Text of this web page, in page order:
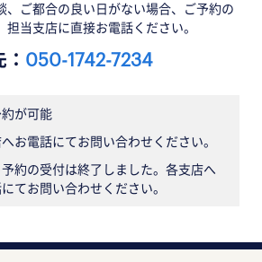
、ご都合の良い日がない場合、ご予約の
当支店に直接お電話ください。
050-1742-7234
が可能
お電話にてお問い合わせください。
約の受付は終了しました。各支店へ
てお問い合わせください。